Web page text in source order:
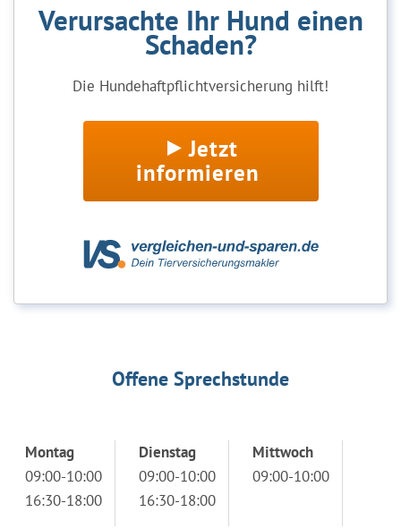
Verursachte Ihr Hund einen
Schaden?
Die Hundehaftpflichtversicherung hilft!
Jetzt
informieren
Offene Sprechstunde
Montag
09:00-10:00
16:30-18:00
Dienstag
09:00-10:00
16:30-18:00
Mittwoch
09:00-10:00